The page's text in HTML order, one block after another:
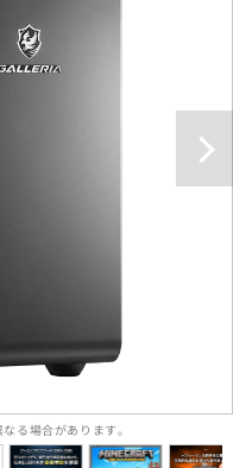
る場合があります。